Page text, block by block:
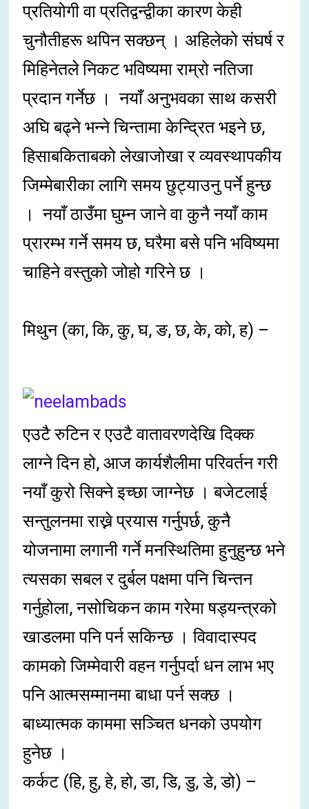
प्रतियोगी वा प्रतिद्वन्द्वीका कारण केही
चुनौतीहरू थपिन सक्छन् । अहिलेको संघर्ष र
मिहिनेतले निकट भविष्यमा राम्रो नतिजा
प्रदान गर्नेछ । नयाँ अनुभवका साथ कसरी
अघि बढ्ने भन्ने चिन्तामा केन्द्रित भइने छ,
हिसाबकिताबको लेखाजोखा र व्यवस्थापकीय
जिम्मेबारीका लागि समय छुट्याउनु पर्ने हुन्छ
। नयाँ ठाउँमा घुम्न जाने वा कुनै नयाँ काम
प्रारम्भ गर्ने समय छ, घरैमा बसे पनि भविष्यमा
चाहिने वस्तुको जोहो गरिने छ ।
मिथुन (का, कि, कु, घ, ङ, छ, के, को, ह) –
एउटै रुटिन र एउटै वातावरणदेखि दिक्क
लाग्ने दिन हो, आज कार्यशैलीमा परिवर्तन गरी
नयाँ कुरो सिक्ने इच्छा जाग्नेछ । बजेटलाई
सन्तुलनमा राख्ने प्रयास गर्नुपर्छ, कुनै
योजनामा लगानी गर्ने मनस्थितिमा हुनुहुन्छ भने
त्यसका सबल र दुर्बल पक्षमा पनि चिन्तन
गर्नुहोला, नसोचिकन काम गरेमा षड्यन्त्रको
खाडलमा पनि पर्न सकिन्छ । विवादास्पद
कामको जिम्मेवारी वहन गर्नुपर्दा धन लाभ भए
पनि आत्मसम्मानमा बाधा पर्न सक्छ ।
बाध्यात्मक काममा सञ्चित धनको उपयोग
हुनेछ ।
कर्कट (हि, हु, हे, हो, डा, डि, डु, डे, डो) –